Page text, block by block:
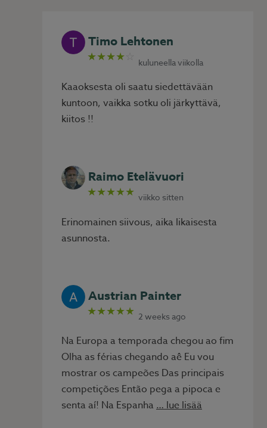
Timo Lehtonen
★★★★ kuluneella viikolla
Kaaoksesta oli saatu siedettävään
kuntoon, vaikka sotku oli järkyttävä,
kiitos !!
Raimo Etelävuori
★★★★★ viikko sitten
Erinomainen siivous, aika likaisesta
asunnosta.
Austrian Painter
★★★★★ 2 weeks ago
Na Europa a temporada chegou ao fim
Olha as férias chegando aê Eu vou
mostrar os campeões Das principais
competições Então pega a pipoca e
senta aí! Na Espanha … lue lisää